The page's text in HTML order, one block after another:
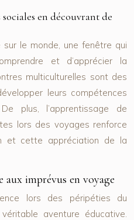
en découvrant de
le monde, une fenêtre qui
et d’apprécier la
multiculturelles sont des
leurs compétences
plus, l’apprentissage de
lors des voyages renforce
et cette appréciation de la
aux imprévus en voyage
lors des péripéties du
aventure éducative.